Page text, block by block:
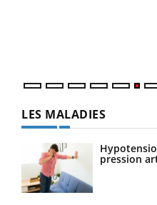
LES MALADIES
pression